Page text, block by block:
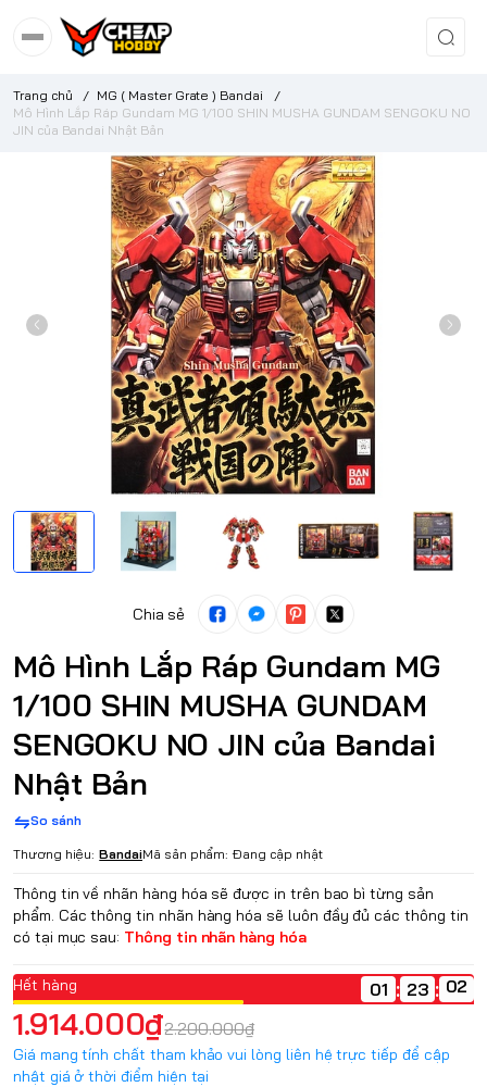
Trang chủ / MG ( Master Grate ) Bandai
/
Mô Hình Lắp Ráp Gundam MG 1/100 SHIN MUSHA GUNDAM SENGOKU NO
JIN của Bandai Nhật Bản
Chia sẻ
Mô Hình Lắp Ráp Gundam MG
1/100 SHIN MUSHA GUNDAM
SENGOKU NO JIN của Bandai
Nhật Bản
So sánh
Thương hiệu: BandaiMã sản phẩm: Đang cập nhật
Thông tin về nhãn hàng hóa sẽ được in trên bao bì từng sản
phẩm. Các thông tin nhãn hàng hóa sẽ luôn đầy đủ các thông tin
có tại mục sau: Thông tin nhãn hàng hóa
Hết hàng 01 : :
1.914.000₫2.200.000₫
Giá mang tính chất tham khảo vui lòng liên hệ trực tiếp để cập
nhật giá ở thời điểm hiện tại